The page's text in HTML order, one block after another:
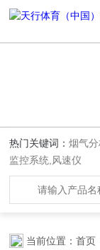
热门关键词：烟气
监控系统,风速仪
当前位置：首页